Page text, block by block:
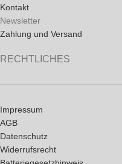
Kontakt
Newsletter
Zahlung und Versand
RECHTLICHES
Impressum
AGB
Datenschutz
Widerrufsrecht